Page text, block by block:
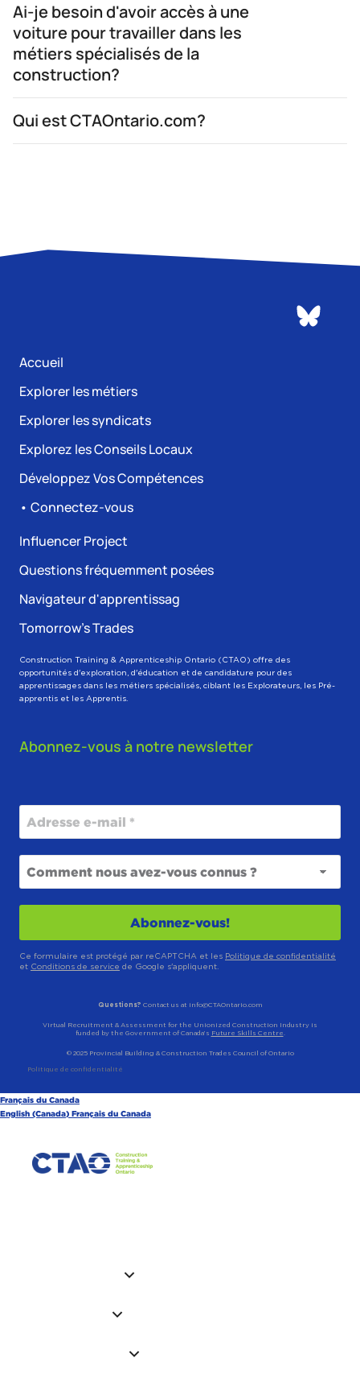
Ai-je besoin d'avoir accès à une
voiture pour travailler dans les
métiers spécialisés de la
construction?
Qui est CTAOntario.com?
Accueil
Explorer les métiers
Explorer les syndicats
Explorez les Conseils Locaux
Développez Vos Compétences
• Connectez-vous
Influencer Project
Questions fréquemment posées
Navigateur d'apprentissag
Tomorrow’s Trades
Construction Training & Apprenticeship Ontario (CTAO) offre des
opportunités d'exploration, d'éducation et de candidature pour des
apprentissages dans les métiers spécialisés, ciblant les Explorateurs, les Pré-
apprentis et les Apprentis.
Abonnez-vous à notre newsletter
Ce formulaire est protégé par reCAPTCHA et les Politique de confidentialité
et Conditions de service de Google s'appliquent.
Questions? Contact us at info@CTAOntario.com
Virtual Recruitment & Assessment for the Unionized Construction Industry is
funded by the Government of Canada’s Future Skills Centre.
© 2025 Provincial Building & Construction Trades Council of Ontario
Politique de confidentialité
Français du Canada
English (Canada) Français du Canada